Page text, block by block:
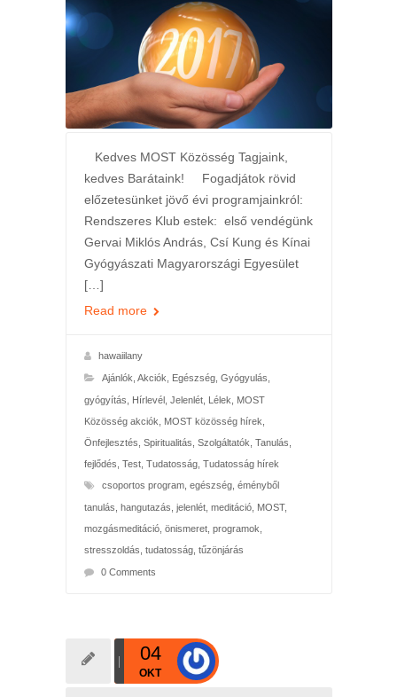
Kedves MOST Közösség Tagjaink,
kedves Barátaink! Fogadjátok rövid
előzetesünket jövő évi programjainkról:
Rendszeres Klub estek: első vendégünk
Gervai Miklós András, Csí Kung és Kínai
Gyógyászati Magyarországi Egyesület
[…]
Read more
hawaiilany
Ajánlók Akciók Egészség, Gyógyulás,
gyógyítás Hírlevél, Jelenlét, Lélek
MOST
Közösség akciók
MOST közösség hírek
Önfejlesztés Spiritualitás Szolgáltatók Tanulás,
fejlődés Test, Tudatosság, Tudatosság hírek
csoportos program, egészség, éményből
tanulás hangutazás jelenlét, meditáció, MOST,
mozgásmeditáció, önismeret, programok
stresszoldás tudatosság, tűzönjárás
0 Comments
04
OKT